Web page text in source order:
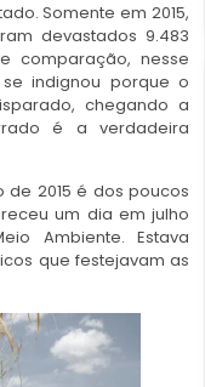
Somente em 2015,
devastados 9.483
comparação, nesse
indignou porque o
chegando a
é a verdadeira
2015 é dos poucos
um dia em julho
Ambiente. Estava
que festejavam as